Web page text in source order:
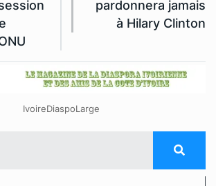
pardonnera jamais
à Hilary Clinton
IvoireDiaspoLarge